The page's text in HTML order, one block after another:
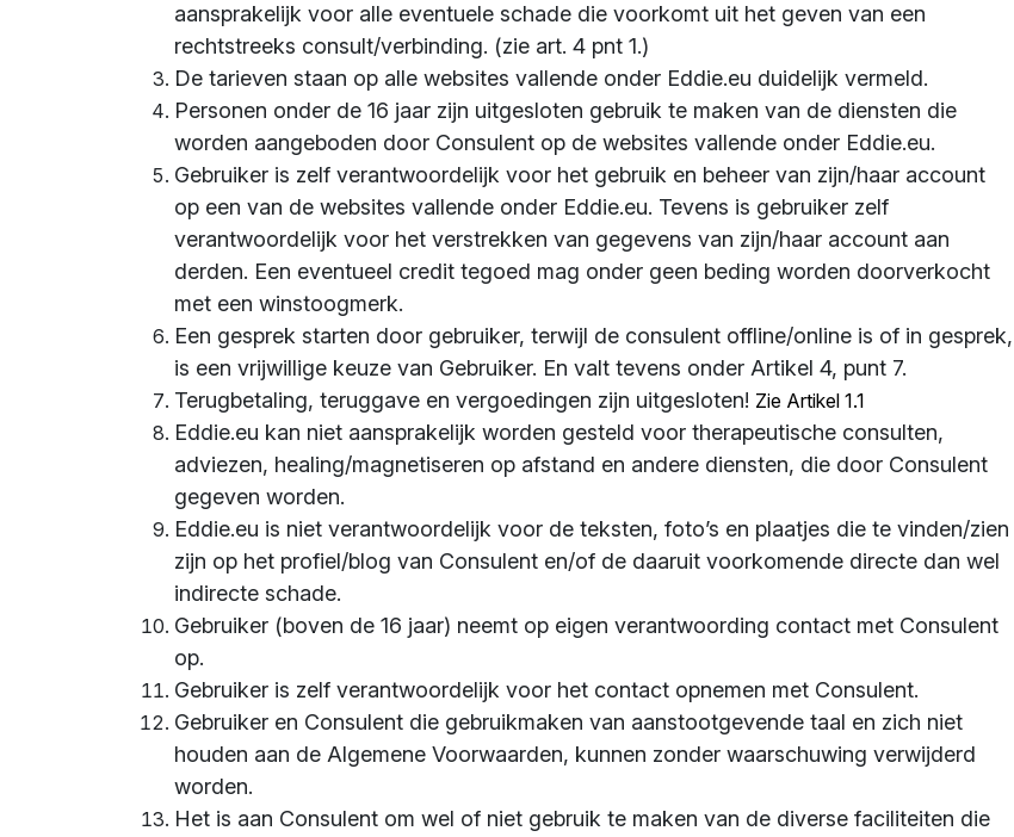
aansprakelijk voor alle eventuele schade die voorkomt uit het geven van een
rechtstreeks consult/verbinding. (zie art. 4 pnt 1.)
De tarieven staan op alle websites vallende onder Eddie.eu duidelijk vermeld.
Personen onder de 16 jaar zijn uitgesloten gebruik te maken van de diensten die
worden aangeboden door Consulent op de websites vallende onder Eddie.eu.
Gebruiker is zelf verantwoordelijk voor het gebruik en beheer van zijn/haar account
op een van de websites vallende onder Eddie.eu. Tevens is gebruiker zelf
verantwoordelijk voor het verstrekken van gegevens van zijn/haar account aan
derden. Een eventueel credit tegoed mag onder geen beding worden doorverkocht
met een winstoogmerk.
Een gesprek starten door gebruiker, terwijl de consulent offline/online is of in gesprek,
is een vrijwillige keuze van Gebruiker. En valt tevens onder Artikel 4, punt 7.
Terugbetaling, teruggave en vergoedingen zijn uitgesloten! Zie Artikel 1.1
Eddie.eu kan niet aansprakelijk worden gesteld voor therapeutische consulten,
adviezen, healing/magnetiseren op afstand en andere diensten, die door Consulent
gegeven worden.
Eddie.eu is niet verantwoordelijk voor de teksten, foto’s en plaatjes die te vinden/zien
zijn op het profiel/blog van Consulent en/of de daaruit voorkomende directe dan wel
indirecte schade.
Gebruiker (boven de 16 jaar) neemt op eigen verantwoording contact met Consulent
op.
Gebruiker is zelf verantwoordelijk voor het contact opnemen met Consulent.
Gebruiker en Consulent die gebruikmaken van aanstootgevende taal en zich niet
houden aan de Algemene Voorwaarden, kunnen zonder waarschuwing verwijderd
worden.
Het is aan Consulent om wel of niet gebruik te maken van de diverse faciliteiten die